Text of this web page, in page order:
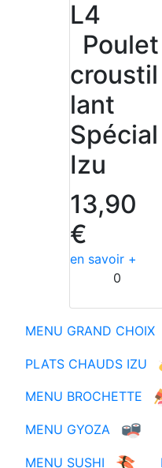
L4
Poulet
croustil
lant
Spécial
Izu
13,90
€
en savoir +
0
MENU GRAND CHOIX
PLATS CHAUDS IZU
MENU BROCHETTE
MENU GYOZA
MENU SUSHI